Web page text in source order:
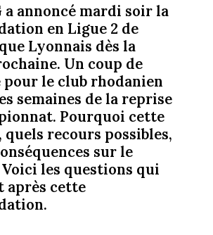
a annoncé mardi soir la
en Ligue 2 de
Lyonnais dès la
Un coup de
le club rhodanien
semaines de la reprise
Pourquoi cette
quels recours possibles,
sur le
les questions qui
après cette